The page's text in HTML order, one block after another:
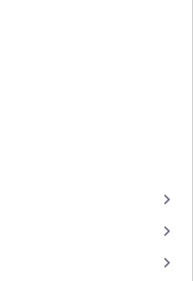
keyboard_arrow_right
keyboard_arrow_right
keyboard_arrow_right